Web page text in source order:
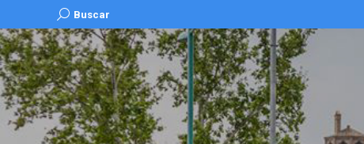
Buscar:
Buscar